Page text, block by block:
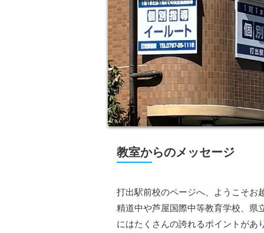
教室からのメッセージ
打出駅前校のページへ、ようこそお
精道中や芦屋国際中等教育学校、県
にはたくさんの誇れるポイントがあ